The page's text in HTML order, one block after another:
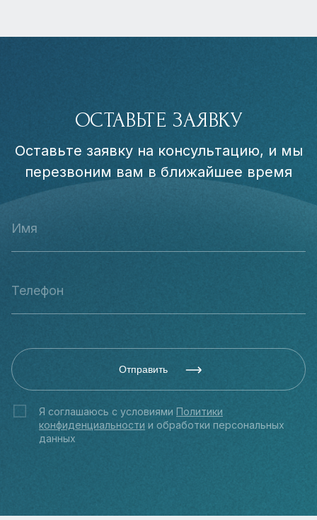
ОСТАВЬТЕ ЗАЯВКУ
Оставьте заявку на консультацию, и мы
перезвоним вам в ближайшее время
Отправить
Я соглашаюсь с условиями Политики
конфиденциальности и обработки персональных
данных